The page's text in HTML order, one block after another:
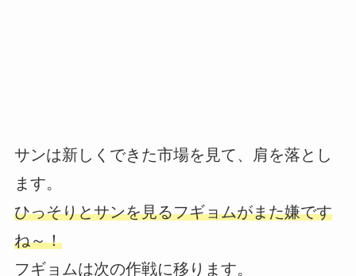
サンは新しくできた市場を見て、肩を落とし
ます。
ひっそりとサンを見るフギョムがまた嫌です
ね～！
フギョムは次の作戦に移ります。